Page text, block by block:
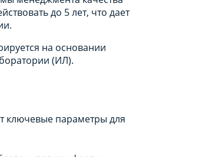
до 5 лет, что дает
на основании
(ИЛ).
ключевые параметры для